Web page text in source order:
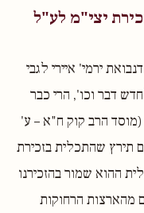
יצי"מ לע"ל
ירמי' איירי לגבי
דבר וכו', הרי כבר
הרב קוק ח"א – ע'
תירץ שהתכלית בזכירת
ההוא שמור בהזכירנו
מהארצות הרחוקות